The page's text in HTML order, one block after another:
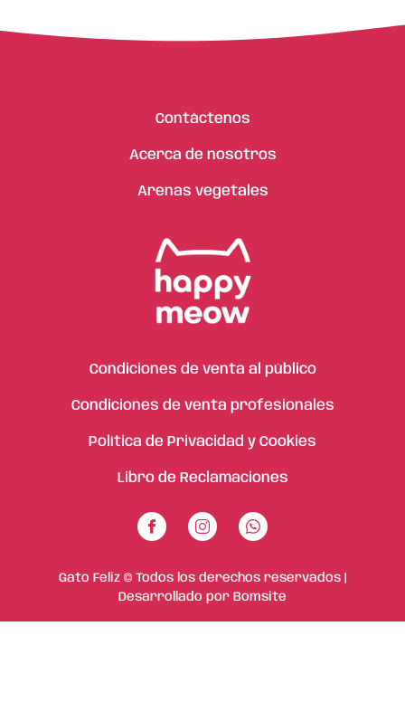
Contáctenos
Acerca de nosotros
Arenas vegetales
Condiciones de venta al público
Condiciones de venta profesionales
Política de Privacidad y Cookies
Libro de Reclamaciones
Gato Feliz © Todos los derechos reservados |
Desarrollado por Bomsite